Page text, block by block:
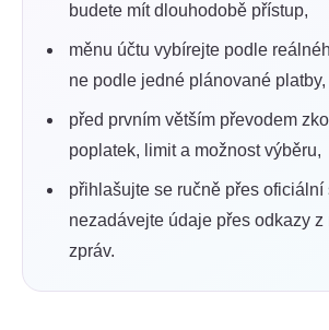
budete mít dlouhodobě přístup,
měnu účtu vybírejte podle
ne podle jedné plánované platby,
před prvním větším převodem
poplatek, limit a možnost výběru,
přihlašujte se ručně přes oficiální
nezadávejte údaje přes odkazy z
zpráv.